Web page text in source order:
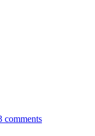
comments